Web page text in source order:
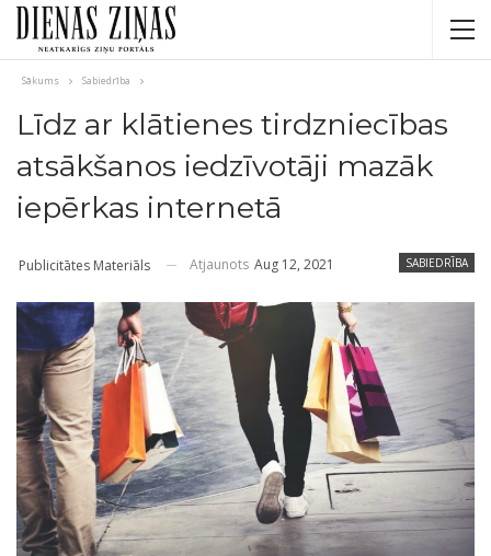
Sākums Sabiedrība
Līdz ar klātienes tirdzniecības
atsākšanos iedzīvotāji mazāk
iepērkas internetā
SABIEDRĪBA
Publicitātes Materiāls Atjaunots Aug 12, 2021